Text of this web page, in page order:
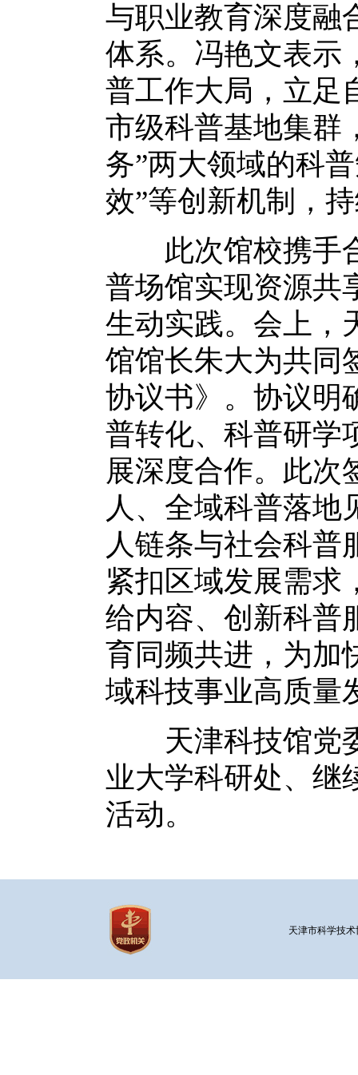
与职业教育深度融
体系。冯艳文表示
普工作大局，立足
市级科普基地集群
务”两大领域的科
效”等创新机制，
此次馆校携手合
普场馆实现资源共
生动实践。会上，
馆馆长朱大为共同
协议书》。协议明
普转化、科普研学
展深度合作。此次
人、全域科普落地
人链条与社会科普
紧扣区域发展需求
给内容、创新科普
育同频共进，为加
域科技事业高质量
天津科技馆党委
业大学科研处、继
活动。
天津市科学技